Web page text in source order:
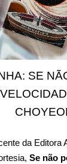
SE
da Editora
Se não